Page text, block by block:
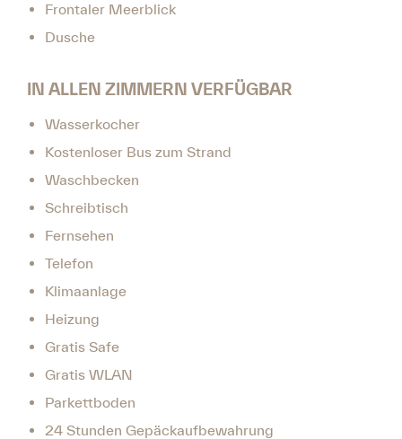
Frontaler Meerblick
Dusche
IN ALLEN ZIMMERN VERFÜGBAR
Wasserkocher
Kostenloser Bus zum Strand
Waschbecken
Schreibtisch
Fernsehen
Telefon
Klimaanlage
Heizung
Gratis Safe
Gratis WLAN
Parkettboden
24 Stunden Gepäckaufbewahrung